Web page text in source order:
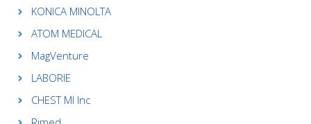
KONICA MINOLTA
ATOM MEDICAL
MagVenture
LABORIE
CHEST MI Inc